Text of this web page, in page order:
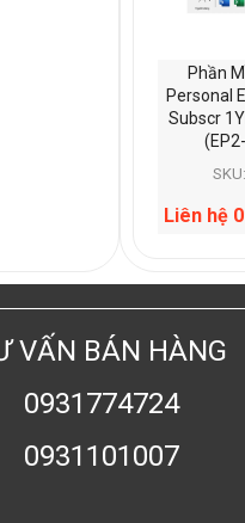
Phần
Personal
Subscr
Liên hệ
VẤN BÁN HÀNG
0931774724
0931101007